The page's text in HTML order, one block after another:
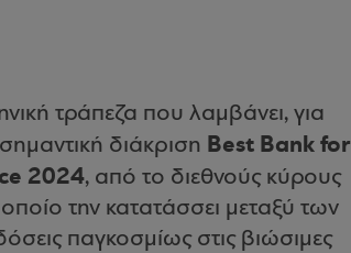
τράπεζα που λαμβάνει, για
διάκριση Best Bank for
2024, από το διεθνούς κύρους
την κατατάσσει μεταξύ των
παγκοσμίως στις βιώσιμες